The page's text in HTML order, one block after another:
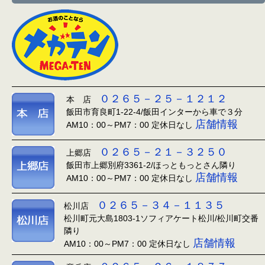
本 店 ０２６５－２５－１２１２
飯田市育良町1-22-4/飯田インターから車で３分
AM10：00～PM7：00 定休日なし 店舗情報
上郷店 ０２６５－２１－３２５０
飯田市上郷別府3361-2/ほっともっとさん隣り
AM10：00～PM7：00 定休日なし 店舗情報
松川店 ０２６５－３４－１１３５
松川町元大島1803-1ソフィアケート松川/松川町交番
隣り
AM10：00～PM7：00 定休日なし 店舗情報